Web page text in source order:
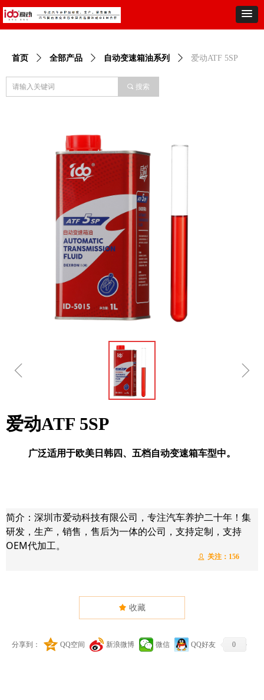
首页 ꄲ 全部产品 ꄲ 自动变速箱油系列 ꄲ 爱动ATF 5SP
ꁆ ꁇ
爱动ATF 5SP
广泛适用于欧美日韩四、五档自动变速箱车型中。
ꄑ 关注： 156
简介：深圳市爱动科技有限公司，专注汽车养护二十年！集
研发，生产，销售，售后为一体的公司，支持定制，支持
OEM代加工。
끄 收藏
分享到： QQ空间 新浪微博 微信 QQ好友 0
끠 搜索